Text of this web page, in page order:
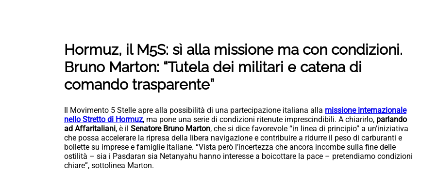
Hormuz, il M5S: sì alla missione ma con condizioni.
Bruno Marton: “Tutela dei militari e catena di
comando trasparente”
Il Movimento 5 Stelle apre alla possibilità di una partecipazione italiana alla missione internazionale
nello Stretto di Hormuz, ma pone una serie di condizioni ritenute imprescindibili. A chiarirlo, parlando
ad Affaritaliani, è il Senatore Bruno Marton, che si dice favorevole “in linea di principio” a un’iniziativa
che possa accelerare la ripresa della libera navigazione e contribuire a ridurre il peso di carburanti e
bollette su imprese e famiglie italiane. “Vista però l’incertezza che ancora incombe sulla fine delle
ostilità – sia i Pasdaran sia Netanyahu hanno interesse a boicottare la pace – pretendiamo condizioni
chiare”, sottolinea Marton.